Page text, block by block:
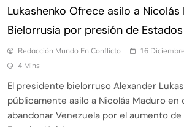
Lukashenko Ofrece asilo a
Bielorrusia por presión de
Redacción Mundo En Conflicto 16
4 Mins
El presidente bielorruso Alexander
públicamente asilo a Nicolás Maduro en
abandonar Venezuela por el aumento